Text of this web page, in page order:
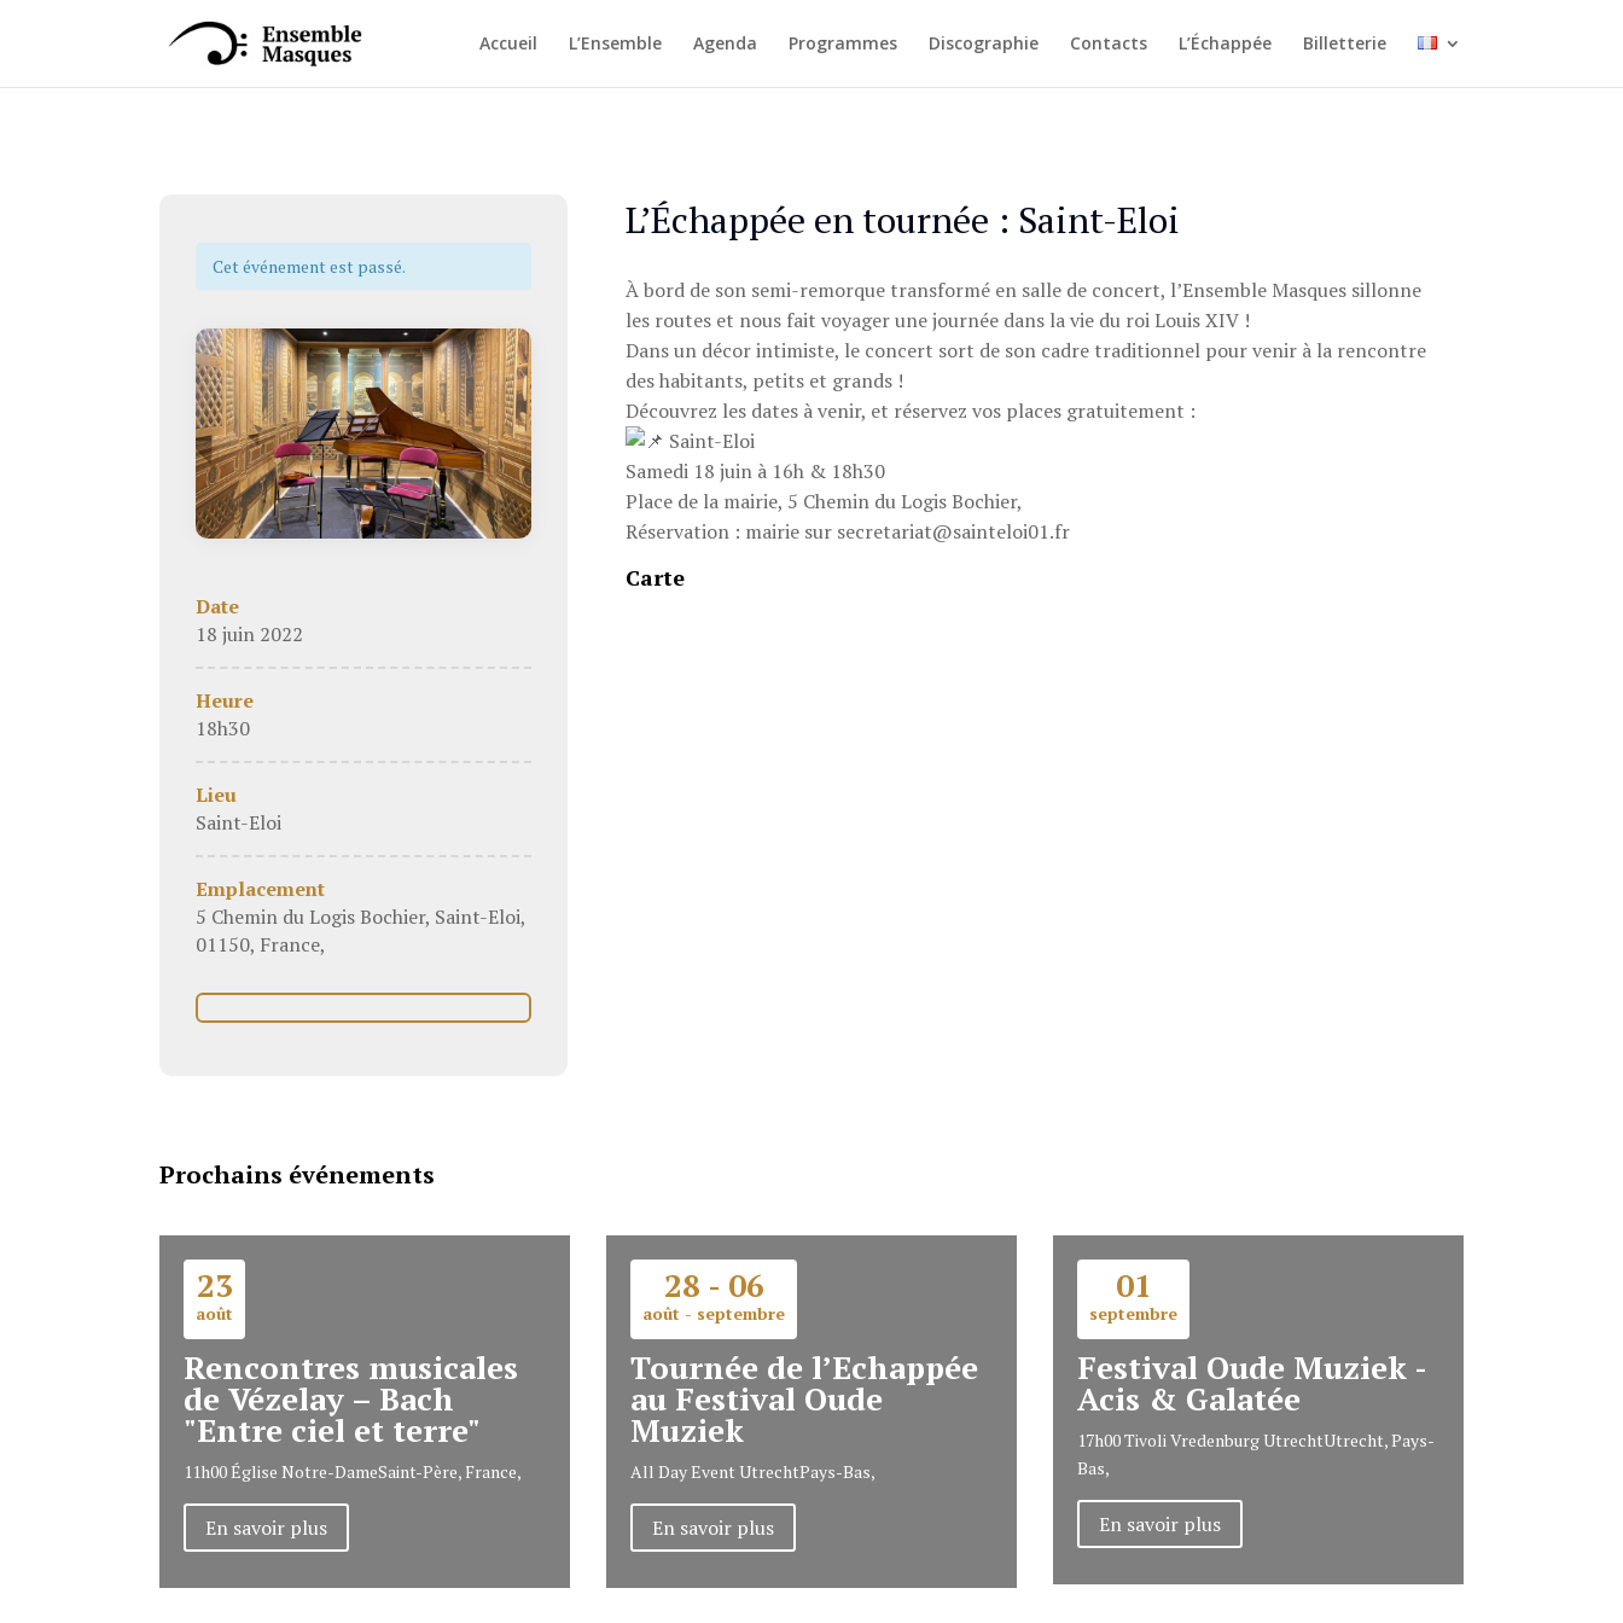
Accueil L’Ensemble Agenda Programmes Discographie Contacts L’Échappée Billetterie
Cet événement est passé.
Date
18 juin 2022
Heure
18h30
Lieu
Saint-Eloi
Emplacement
5 Chemin du Logis Bochier, Saint-Eloi,
01150, France,
L’Échappée en tournée : Saint-Eloi
À bord de son semi-remorque transformé en salle de concert, l’Ensemble Masques sillonne
les routes et nous fait voyager une journée dans la vie du roi Louis XIV !
Dans un décor intimiste, le concert sort de son cadre traditionnel pour venir à la rencontre
des habitants, petits et grands !
Découvrez les dates à venir, et réservez vos places gratuitement :
Saint-Eloi
Samedi 18 juin à 16h & 18h30
Place de la mairie, 5 Chemin du Logis Bochier,
Réservation : mairie sur secretariat@sainteloi01.fr
Carte
Prochains événements
23
août
Rencontres musicales
de Vézelay – Bach
"Entre ciel et terre"
11h00Église Notre-DameSaint-Père, France,
En savoir plus
28 - 06
août - septembre
Tournée de l’Echappée
au Festival Oude
Muziek
All Day Event UtrechtPays-Bas,
En savoir plus
01
septembre
Festival Oude Muziek -
Acis & Galatée
17h00Tivoli Vredenburg UtrechtUtrecht, Pays-
Bas,
En savoir plus